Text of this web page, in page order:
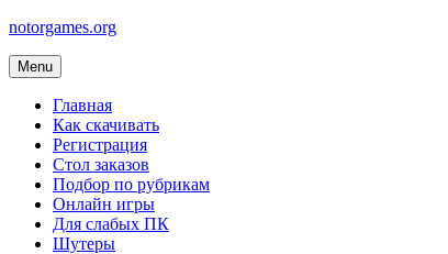
Skip
content
notorgames.org
Menu
Главная
Как скачивать
Регистрация
Стол заказов
Подбор по рубрикам
Онлайн игры
Для слабых ПК
Шутеры